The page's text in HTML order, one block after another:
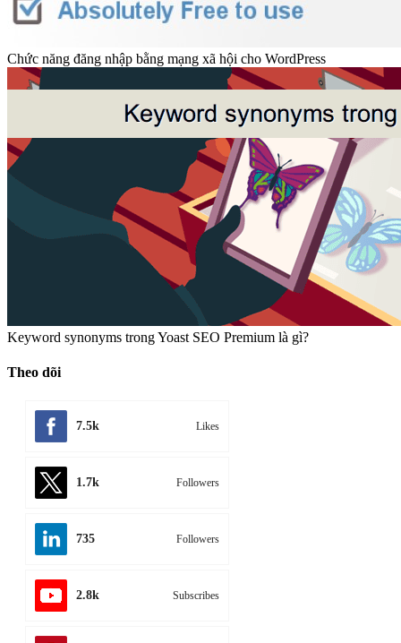
Chức năng đăng nhập bằng mạng xã hội cho WordPress
Keyword synonyms trong Yoast SEO Premium là gì?
Theo dõi
7.5k Likes
1.7k Followers
735 Followers
2.8k Subscribes